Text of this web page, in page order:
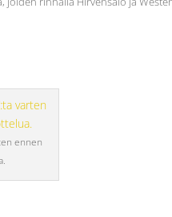
ennen